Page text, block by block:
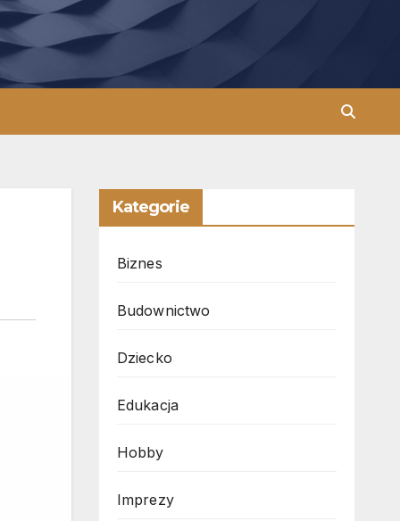
Kategorie
Biznes
Budownictwo
Dziecko
Edukacja
Hobby
Imprezy